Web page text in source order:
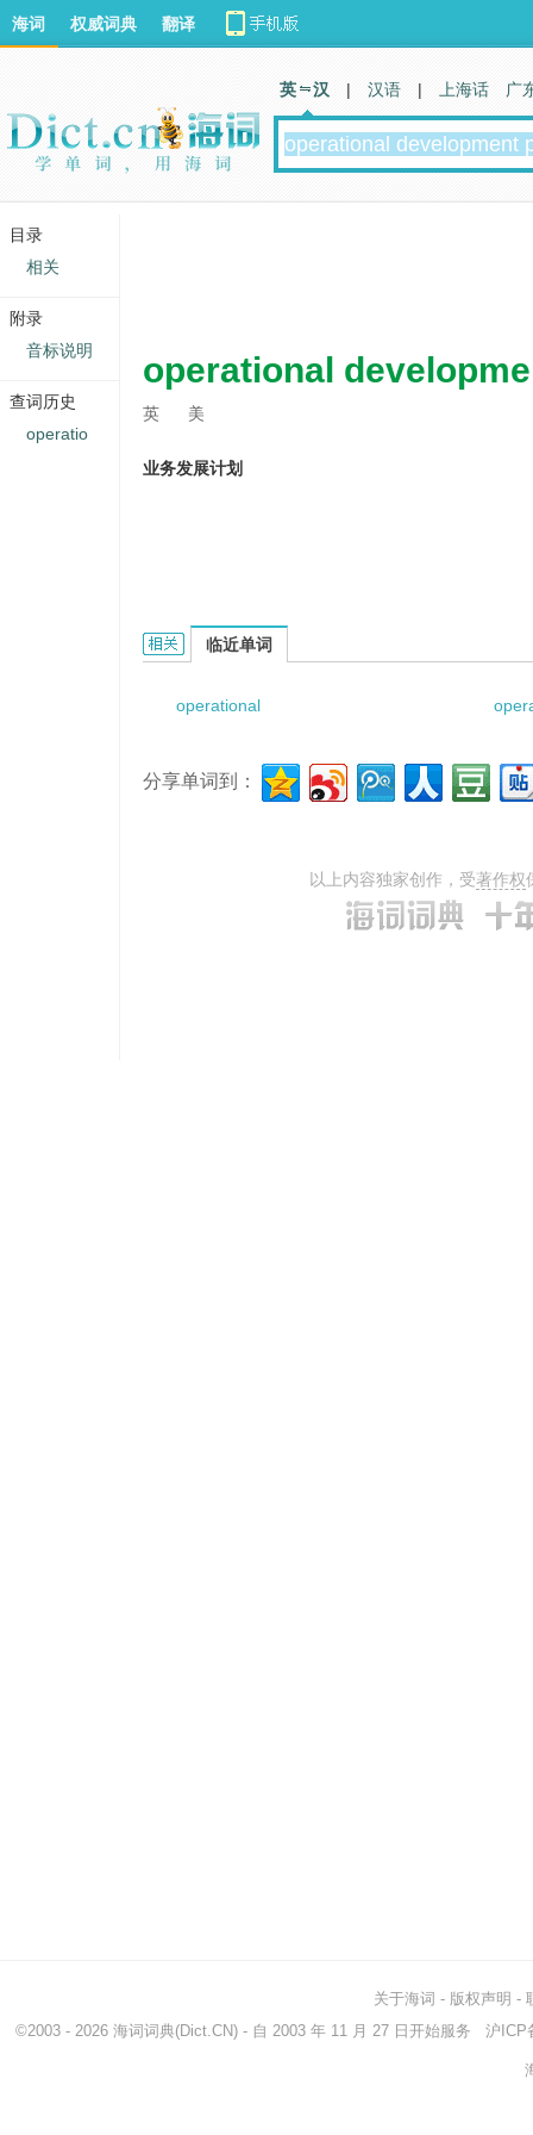
operational
英 美
业务发展计划
Operational Development Plan的相关资料：
临近单词
operational
分享单词到：
以上内容独家创作，受著作权
海词 权威词典 翻译
英 汉 | 汉语 | 上海话 广
关于海词 - 版权声明 -
©2003 - 2026 海词词典(Dict.CN) - 自 2003 年 11 月 27 日开始服务 沪ICP
目录
相关
附录
音标说明
查词历史
operatio